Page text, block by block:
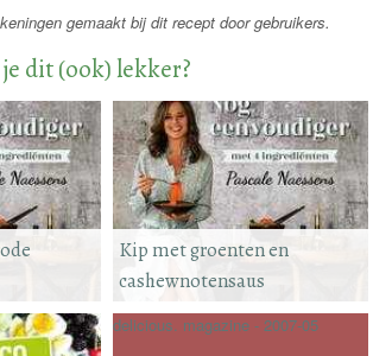
gemaakt bij dit recept door gebruikers.
dit (ook) lekker?
Kip met groenten en
cashewnotensaus
delicious. magazine - 2007-05